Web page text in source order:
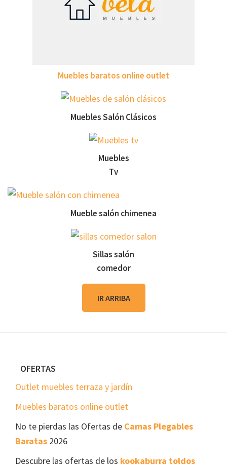
Muebles baratos online outlet
Muebles Salón Clásicos
Muebles
Tv
Mueble salón chimenea
Sillas salón
comedor
IR ARRIBA
FooterOFERTAS
Outlet muebles terraza y jardín
Muebles baratos online outlet
No te pierdas las Ofertas de Camas Plegables
Baratas 2026
Descubre las ofertas de los kookaburra toldos